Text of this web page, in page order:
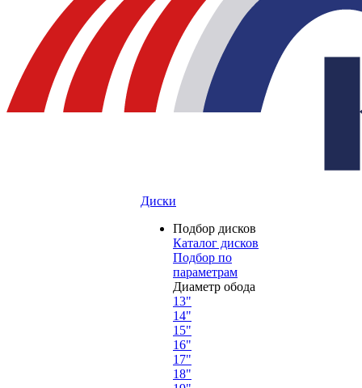
Диски
Подбор дисков
Каталог дисков
Подбор по
параметрам
Диаметр обода
13"
14"
15"
16"
17"
18"